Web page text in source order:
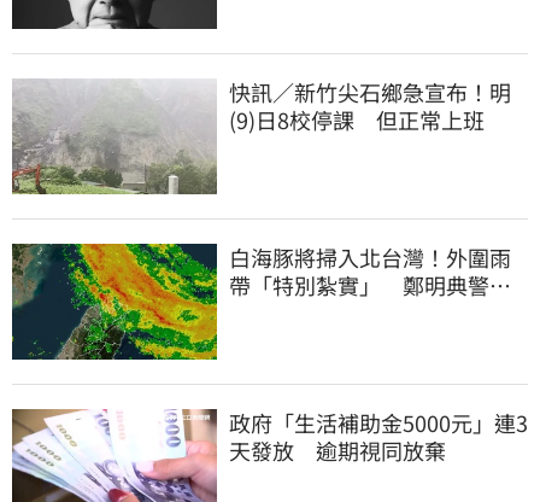
快訊／新竹尖石鄉急宣布！明
(9)日8校停課 但正常上班
白海豚將掃入北台灣！外圍雨
帶「特別紮實」 鄭明典警告
政府「生活補助金5000元」連3
天發放 逾期視同放棄